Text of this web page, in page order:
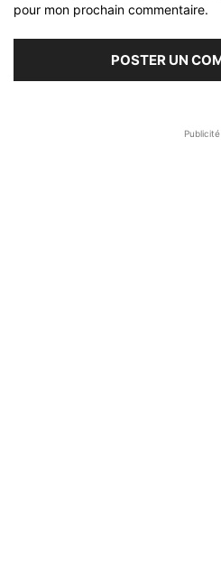
pour mon prochain commentaire.
Publicité